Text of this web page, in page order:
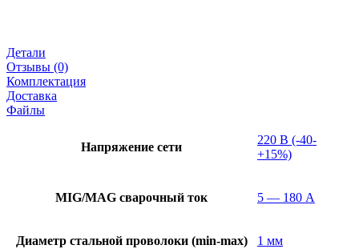
Детали
Отзывы (0)
Комплектация
Доставка
Файлы
Напряжение сети
220 В (-40-
+15%)
MIG/MAG cварочный ток 5 — 180 А
Диаметр стальной проволоки (min-max) 1 мм